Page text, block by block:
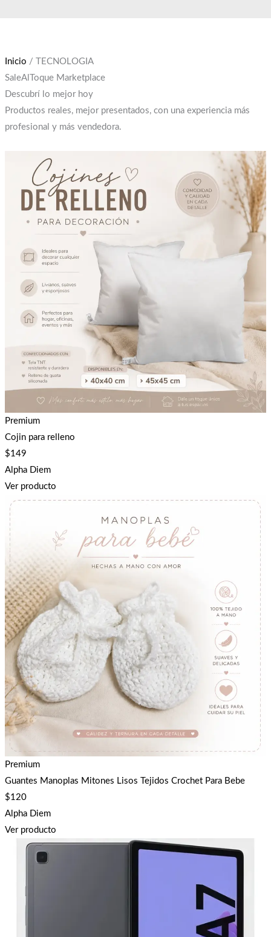
Inicio / TECNOLOGIA
SaleAlToque Marketplace
Descubrí lo mejor hoy
Productos reales, mejor presentados, con una experiencia más
profesional y más vendedora.
Premium
Cojin para relleno
$149
Alpha Diem
Ver producto
Premium
Guantes Manoplas Mitones Lisos Tejidos Crochet Para Bebe
$120
Alpha Diem
Ver producto
era:
$12,000.
es:
$10,000.